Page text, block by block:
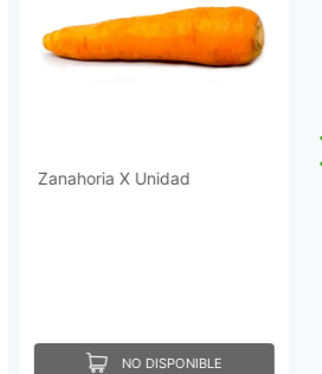
Zanahoria X Unidad
NO DISPONIBLE